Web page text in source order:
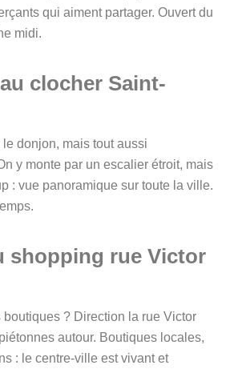
qui aiment partager. Ouvert du
midi.
clocher Saint-
donjon, mais tout aussi
y monte par un escalier étroit, mais
: vue panoramique sur toute la ville.
shopping rue Victor
boutiques ? Direction la rue Victor
autour. Boutiques locales,
: le centre-ville est vivant et